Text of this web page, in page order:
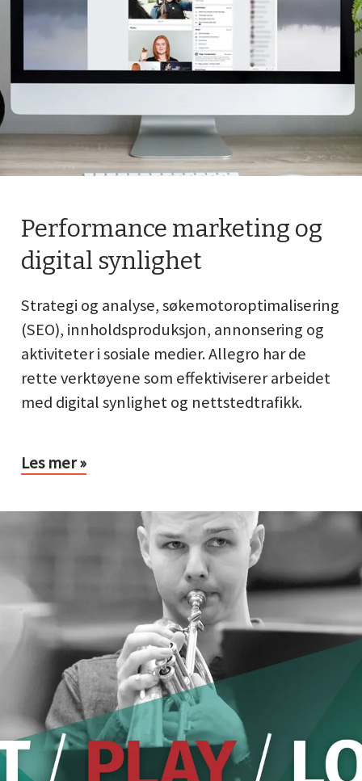
Performance marketing og
digital synlighet
Strategi og analyse, søkemotoroptimalisering
(SEO), innholdsproduksjon, annonsering og
aktiviteter i sosiale medier. Allegro har de
rette verktøyene som effektiviserer arbeidet
med digital synlighet og nettstedtrafikk.
Les mer »